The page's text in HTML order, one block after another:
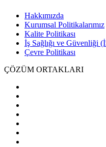
Hakkımızda
Kurumsal Politikalarımız
Kalite Politikası
İş Sağlığı ve Güvenliği
Çevre Politikası
ÇÖZÜM ORTAKLARI